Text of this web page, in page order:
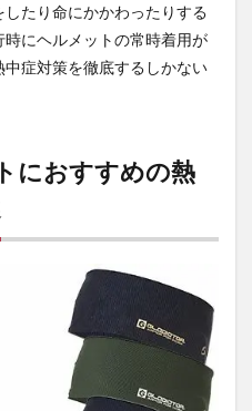
たり命にかかわったりする
にヘルメットの常時着用が
症対策を徹底するしかない
におすすめの熱